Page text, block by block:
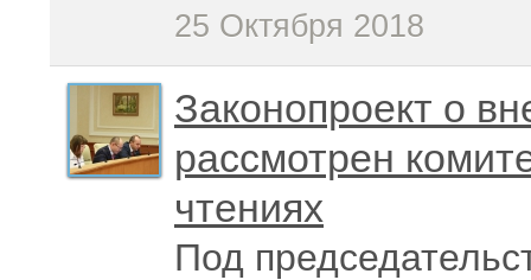
25 Октября 2018
Законопроект о
рассмотрен
чтениях
Под